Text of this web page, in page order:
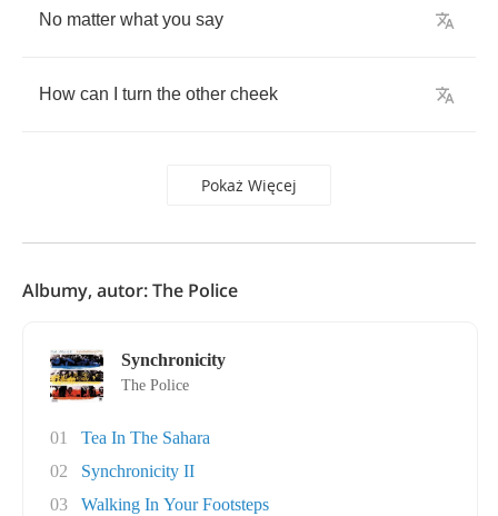
No matter what you say
How can turn the other cheek
Pokaż Więcej
Albumy, autor: The Police
Synchronicity
The Police
01
Tea In The Sahara
02
Synchronicity II
03
Walking In Your Footsteps